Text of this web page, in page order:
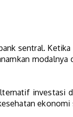
sentral. Ketika
modalnya
investasi
ekonomi